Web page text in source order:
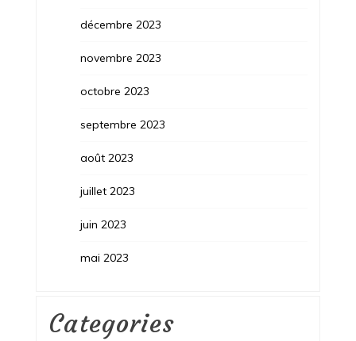
décembre 2023
novembre 2023
octobre 2023
septembre 2023
août 2023
juillet 2023
juin 2023
mai 2023
Categories